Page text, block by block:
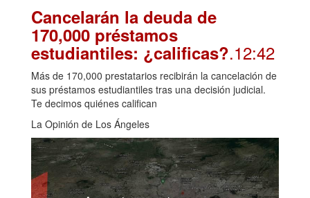
Cancelarán la deuda de
170,000 préstamos
estudiantiles: ¿calificas?.12:42
Más de 170,000 prestatarios recibirán la cancelación de
sus préstamos estudiantiles tras una decisión judicial.
Te decimos quiénes califican
La Opinión de Los Ángeles